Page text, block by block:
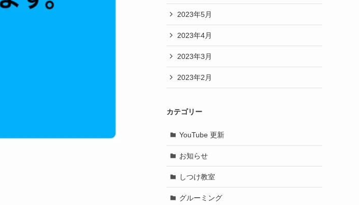
2023年5月
2023年4月
2023年3月
2023年2月
カテゴリー
YouTube 更新
お知らせ
しつけ教室
グルーミング